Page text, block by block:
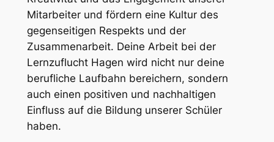
Mitarbeiter und fördern eine Kultur des
gegenseitigen Respekts und der
Zusammenarbeit. Deine Arbeit bei der
Lernzuflucht Hagen wird nicht nur deine
berufliche Laufbahn bereichern, sondern
auch einen positiven und nachhaltigen
Einfluss auf die Bildung unserer Schüler
haben.